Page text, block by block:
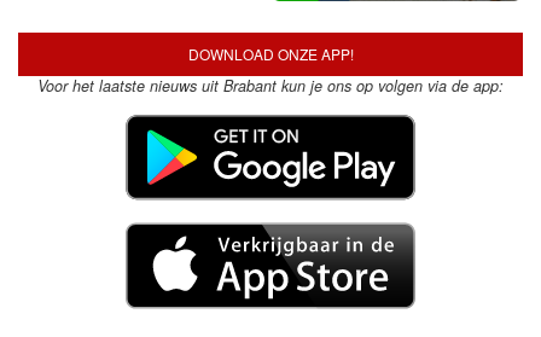
DOWNLOAD ONZE APP!
Voor het laatste nieuws uit Brabant kun je ons op volgen via de app: